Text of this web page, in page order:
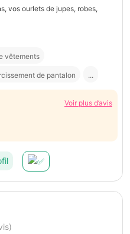
vos ourlets de jupes, robes,
vêtements
de pantalon ...
Voir plus d’avis